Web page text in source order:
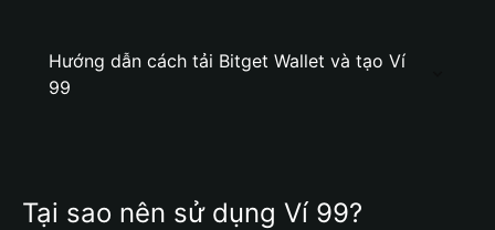
Hướng dẫn cách tải Bitget Wallet và tạo Ví
99
Tại sao nên sử dụng Ví 99?